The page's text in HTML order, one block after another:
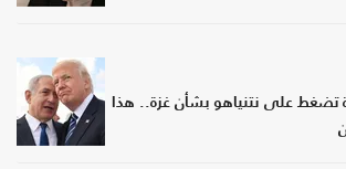
تضغط على نتنياهو بشأن غزة.. هذا